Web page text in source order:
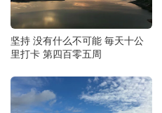
坚持 没有什么不可能 毎天十公
里打卡 第四百零五周